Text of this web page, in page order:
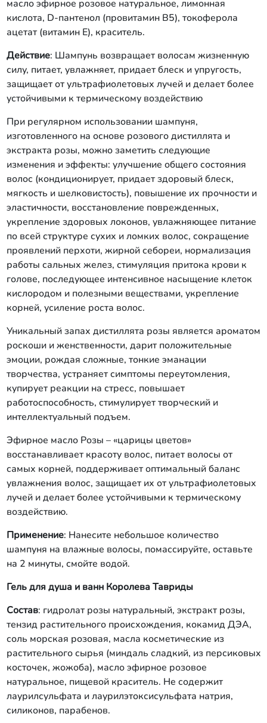
масло эфирное розовое натуральное, лимонная
кислота, D-пантенол (провитамин В5), токоферола
ацетат (витамин Е), краситель.
Действие: Шампунь возвращает волосам жизненную
силу, питает, увлажняет, придает блеск и упругость,
защищает от ультрафиолетовых лучей и делает более
устойчивыми к термическому воздействию
При регулярном использовании шампуня,
изготовленного на основе розового дистиллята и
экстракта розы, можно заметить следующие
изменения и эффекты: улучшение общего состояния
волос (кондиционирует, придает здоровый блеск,
мягкость и шелковистость), повышение их прочности и
эластичности, восстановление поврежденных,
укрепление здоровых локонов, увлажняющее питание
по всей структуре сухих и ломких волос, сокращение
проявлений перхоти, жирной себореи, нормализация
работы сальных желез, стимуляция притока крови к
голове, последующее интенсивное насыщение клеток
кислородом и полезными веществами, укрепление
корней, усиление роста волос.
Уникальный запах дистиллята розы является ароматом
роскоши и женственности, дарит положительные
эмоции, рождая сложные, тонкие эманации
творчества, устраняет симптомы переутомления,
купирует реакции на стресс, повышает
работоспособность, стимулирует творческий и
интеллектуальный подъем.
Эфирное масло Розы – «царицы цветов»
восстанавливает красоту волос, питает волосы от
самых корней, поддерживает оптимальный баланс
увлажнения волос, защищает их от ультрафиолетовых
лучей и делает более устойчивыми к термическому
воздействию.
Применение: Нанесите небольшое количество
шампуня на влажные волосы, помассируйте, оставьте
на 2 минуты, смойте водой.
Гель для душа и ванн Королева Тавриды
Состав: гидролат розы натуральный, экстракт розы,
тензид растительного происхождения, кокамид ДЭА,
соль морская розовая, масла косметические из
растительного сырья (миндаль сладкий, из персиковых
косточек, жожоба), масло эфирное розовое
натуральное, пищевой краситель. Не содержит
лаурилсульфата и лаурилэтоксисульфата натрия,
силиконов, парабенов.